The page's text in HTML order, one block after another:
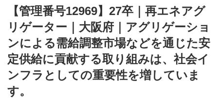
g
a
t
i
n
【管理番号12969】27卒｜再エネアグ
リゲーター｜大阪府｜アグリゲーショ
ンによる需給調整市場などを通じた安
定供給に貢献する取り組みは、社会イ
ンフラとしての重要性を増していま
す。